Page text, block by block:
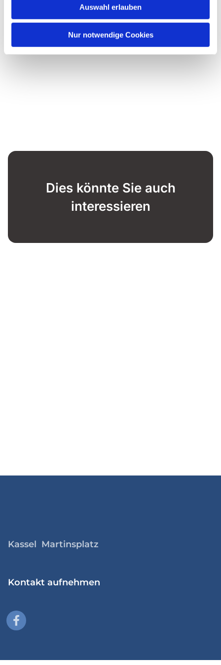
Auswahl erlauben
Nur notwendige Cookies
Dies könnte Sie auch
interessieren
Kassel Martinsplatz
Kontakt aufnehmen